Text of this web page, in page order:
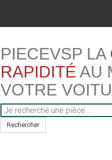
PIECEVSP LA
RAPIDITÉ AU
VOTRE
Rechercher